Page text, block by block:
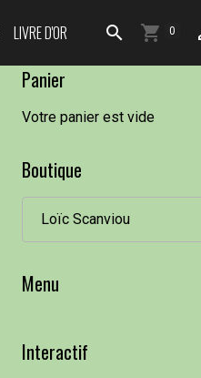
LIVRE D'OR 0
Panier
Votre panier est vide
Boutique
Loïc Scanviou
Menu
Interactif